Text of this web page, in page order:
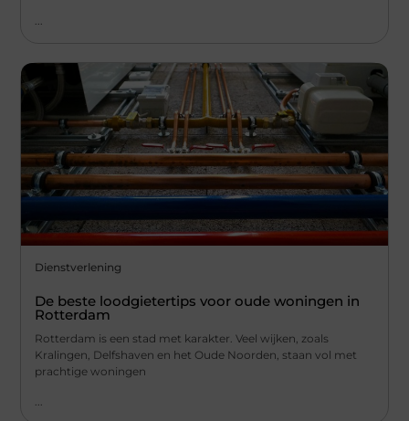
...
Dienstverlening
De beste loodgietertips voor oude woningen in
Rotterdam
Rotterdam is een stad met karakter. Veel wijken, zoals
Kralingen, Delfshaven en het Oude Noorden, staan vol met
prachtige woningen